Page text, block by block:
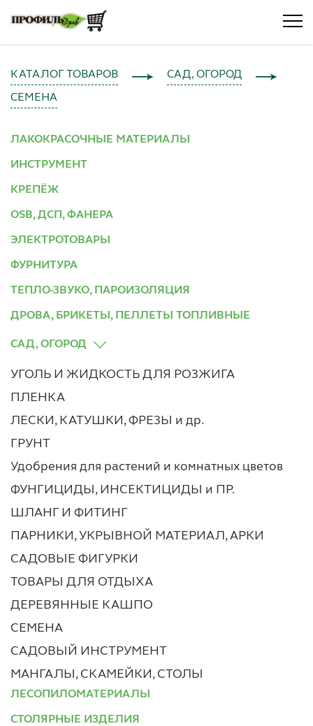
КАТАЛОГ ТОВАРОВ САД, ОГОРОД
СЕМЕНА
ЛАКОКРАСОЧНЫЕ МАТЕРИАЛЫ
ИНСТРУМЕНТ
КРЕПЁЖ
OSB, ДСП, ФАНЕРА
ЭЛЕКТРОТОВАРЫ
ФУРНИТУРА
ТЕПЛО-ЗВУКО, ПАРОИЗОЛЯЦИЯ
ДРОВА, БРИКЕТЫ, ПЕЛЛЕТЫ ТОПЛИВНЫЕ
САД, ОГОРОД
УГОЛЬ И ЖИДКОСТЬ ДЛЯ РОЗЖИГА
ПЛЕНКА
ЛЕСКИ, КАТУШКИ, ФРЕЗЫ и др.
ГРУНТ
Удобрения для растений и комнатных цветов
ФУНГИЦИДЫ, ИНСЕКТИЦИДЫ и ПР.
ШЛАНГ И ФИТИНГ
ПАРНИКИ, УКРЫВНОЙ МАТЕРИАЛ, АРКИ
САДОВЫЕ ФИГУРКИ
ТОВАРЫ ДЛЯ ОТДЫХА
ДЕРЕВЯННЫЕ КАШПО
СЕМЕНА
САДОВЫЙ ИНСТРУМЕНТ
МАНГАЛЫ, СКАМЕЙКИ, СТОЛЫ
ЛЕСОПИЛОМАТЕРИАЛЫ
СТОЛЯРНЫЕ ИЗДЕЛИЯ